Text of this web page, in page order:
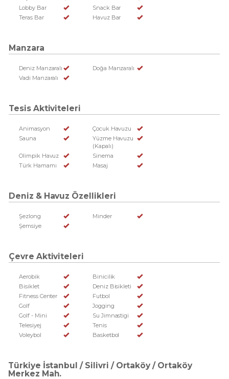
Lobby Bar
Snack Bar
Teras Bar
Havuz Bar
Manzara
Deniz Manzaralı
Doğa Manzaralı
Vadi Manzaralı
Tesis Aktiviteleri
Animasyon
Çocuk Havuzu
Sauna
Yüzme Havuzu
(Kapalı)
Olimpik Havuz
Sinema
Türk Hamamı
Masaj
Deniz & Havuz Özellikleri
Şezlong
Minder
Şemsiye
Çevre Aktiviteleri
Aerobik
Binicilik
Bisiklet
Deniz Bisikleti
Fitness Center
Futbol
Golf
Jogging
Golf - Mini
Su Jimnastigi
Telesiyej
Tenis
Voleybol
Basketbol
Türkiye İstanbul / Silivri / Ortaköy / Ortaköy
Merkez Mah.